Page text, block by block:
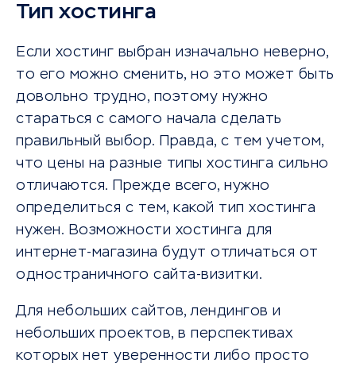
Тип хостинга
Если хостинг выбран изначально неверно,
то его можно сменить, но это может быть
довольно трудно, поэтому нужно
стараться с самого начала сделать
правильный выбор. Правда, с тем учетом,
что цены на разные типы хостинга сильно
отличаются. Прежде всего, нужно
определиться с тем, какой тип хостинга
нужен. Возможности хостинга для
интернет-магазина будут отличаться от
одностраничного сайта-визитки.
Для небольших сайтов, лендингов и
небольших проектов, в перспективах
которых нет уверенности либо просто